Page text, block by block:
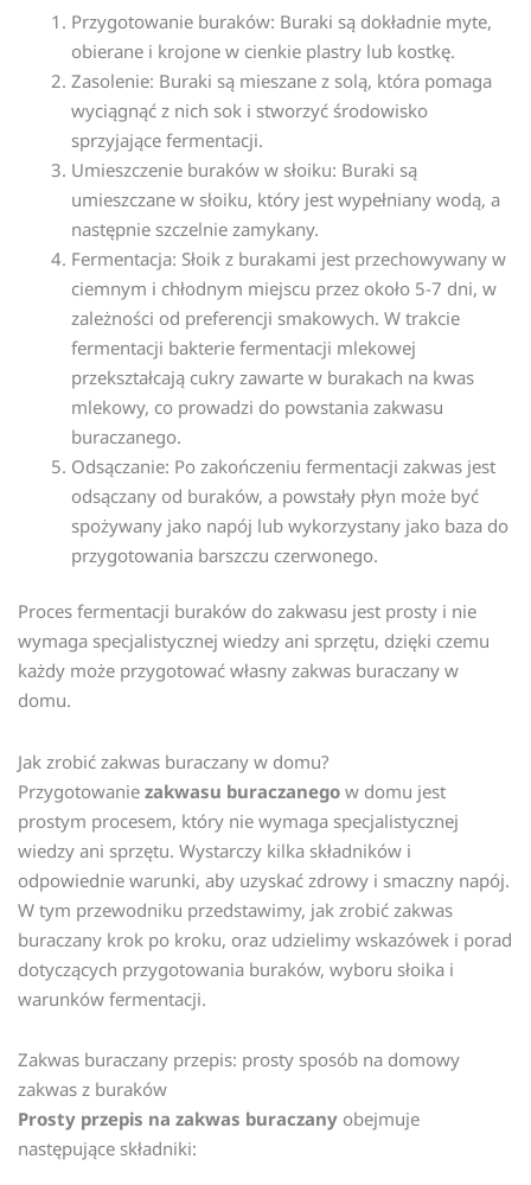
Przygotowanie buraków: Buraki są dokładnie myte,
obierane i krojone w cienkie plastry lub kostkę.
Zasolenie: Buraki są mieszane z solą, która pomaga
wyciągnąć z nich sok i stworzyć środowisko
sprzyjające fermentacji.
Umieszczenie buraków w słoiku: Buraki są
umieszczane w słoiku, który jest wypełniany wodą, a
następnie szczelnie zamykany.
Fermentacja: Słoik z burakami jest przechowywany w
ciemnym i chłodnym miejscu przez około 5-7 dni, w
zależności od preferencji smakowych. W trakcie
fermentacji bakterie fermentacji mlekowej
przekształcają cukry zawarte w burakach na kwas
mlekowy, co prowadzi do powstania zakwasu
buraczanego.
Odsączanie: Po zakończeniu fermentacji zakwas jest
odsączany od buraków, a powstały płyn może być
spożywany jako napój lub wykorzystany jako baza do
przygotowania barszczu czerwonego.
Proces fermentacji buraków do zakwasu jest prosty i nie
wymaga specjalistycznej wiedzy ani sprzętu, dzięki czemu
każdy może przygotować własny zakwas buraczany w
domu.
Jak zrobić zakwas buraczany w domu?
Przygotowanie zakwasu buraczanego w domu jest
prostym procesem, który nie wymaga specjalistycznej
wiedzy ani sprzętu. Wystarczy kilka składników i
odpowiednie warunki, aby uzyskać zdrowy i smaczny napój.
W tym przewodniku przedstawimy, jak zrobić zakwas
buraczany krok po kroku, oraz udzielimy wskazówek i porad
dotyczących przygotowania buraków, wyboru słoika i
warunków fermentacji.
Zakwas buraczany przepis: prosty sposób na domowy
zakwas z buraków
Prosty przepis na zakwas buraczany obejmuje
następujące składniki: